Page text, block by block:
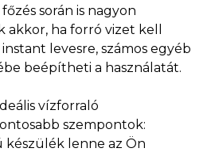
során is nagyon
akkor, ha forró vizet kell
levesre, számos egyéb
beépítheti a használatát.
vízforraló
szempontok:
lenne az Ön